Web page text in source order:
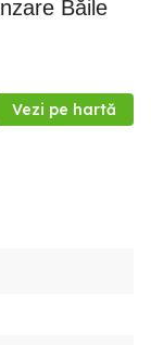
Vezi pe hartă